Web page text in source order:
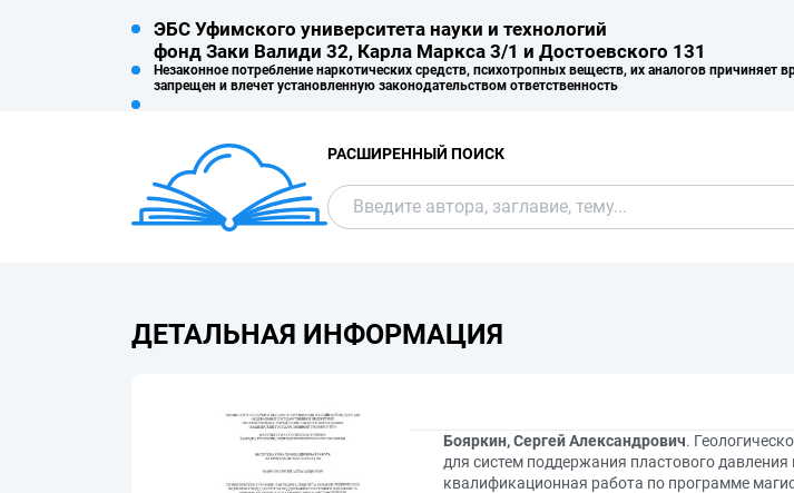
ЭБС Уфимского университета науки и технологий
фонд Заки Валиди 32, Карла Маркса 3/1 и Достоевского 131
Незаконное потребление наркотических средств, психотропных веществ, их аналогов причиняет
запрещен и влечет установленную законодательством ответственность
РАСШИРЕННЫЙ ПОИСК
ДЕТАЛЬНАЯ ИНФОРМАЦИЯ
Бояркин, Сергей Александрович.
для систем поддержания пластового
квалификационная работа по программе